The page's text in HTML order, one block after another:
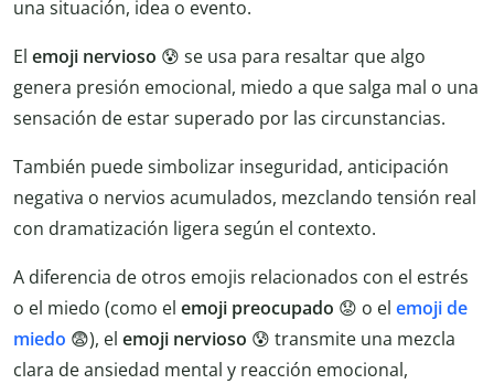
una situación, idea o evento.
El emoji nervioso 😰 se usa para resaltar que algo
genera presión emocional, miedo a que salga mal o una
sensación de estar superado por las circunstancias.
También puede simbolizar inseguridad, anticipación
negativa o nervios acumulados, mezclando tensión real
con dramatización ligera según el contexto.
A diferencia de otros emojis relacionados con el estrés
o el miedo (como el emoji preocupado 😟 o el emoji de
miedo 😨), el emoji nervioso 😰 transmite una mezcla
clara de ansiedad mental y reacción emocional,